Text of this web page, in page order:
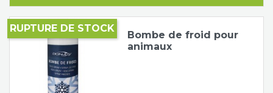
Bombe de froid pour
animaux
RUPTURE DE STOCK